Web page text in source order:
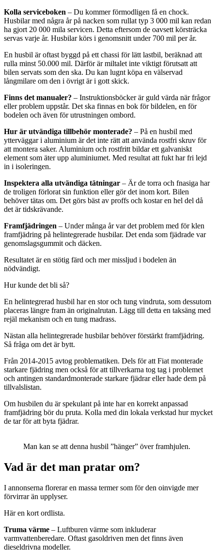
Kolla serviceboken – Du kommer förmodligen få en chock.
Husbilar med några år på nacken som rullat typ 3 000 mil kan redan
ha gjort 20 000 mila servicen. Detta eftersom de oavsett körsträcka
servas varje år. Husbilar körs i genomsnitt under 700 mil per år.
En husbil är oftast byggd på ett chassi för lätt lastbil, beräknad att
rulla minst 50.000 mil. Därför är miltalet inte viktigt förutsatt att
bilen servats som den ska. Du kan lugnt köpa en välservad
långmilare om den i övrigt är i gott skick.
Finns det manualer? – Instruktionsböcker är guld värda när frågor
eller problem uppstår. Det ska finnas en bok för bildelen, en för
bodelen och även för utrustningen ombord.
Hur är utvändiga tillbehör monterade? – På en husbil med
ytterväggar i aluminium är det inte rätt att använda rostfri skruv för
att montera saker. Aluminium och rostfritt bildar ett galvaniskt
element som äter upp aluminiumet. Med resultat att fukt har fri lejd
in i isoleringen.
Inspektera alla utvändiga tätningar – Är de torra och fnasiga har
de troligen förlorat sin funktion eller gör det inom kort. Bilen
behöver tätas om. Det görs bäst av proffs och kostar en hel del då
det är tidskrävande.
Framfjädringen – Under många år var det problem med för klen
framfjädring på helintegrerade husbilar. Det enda som fjädrade var
genomslagsgummit och däcken.
Resultatet är en stötig färd och mer missljud i bodelen än
nödvändigt.
Hur kunde det bli så?
En helintegrerad husbil har en stor och tung vindruta, som dessutom
placeras längre fram än originalrutan. Lägg till detta en taksäng med
rejäl mekanism och en tung madrass.
Nästan alla helintegrerade husbilar behöver förstärkt framfjädring.
Så fråga om det är bytt.
Från 2014-2015 avtog problematiken. Dels för att Fiat monterade
starkare fjädring men också för att tillverkarna tog tag i problemet
och antingen standardmonterade starkare fjädrar eller hade dem på
tillvalslistan.
Om husbilen du är spekulant på inte har en korrekt anpassad
framfjädring bör du pruta. Kolla med din lokala verkstad hur mycket
de tar för att byta fjädrar.
Man kan se att denna husbil ”hänger” över framhjulen.
Vad är det man pratar om?
I annonserna florerar en massa termer som för den oinvigde mer
förvirrar än upplyser.
Här en kort ordlista.
Truma värme – Luftburen värme som inkluderar
varmvattenberedare. Oftast gasoldriven men det finns även
dieseldrivna modeller.